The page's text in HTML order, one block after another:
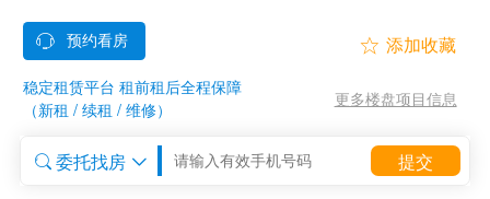

稳定租赁平台 租前租后全程保障
（新租 / 续租 / 维修）

更多楼盘项目信息
 委托找房  提交